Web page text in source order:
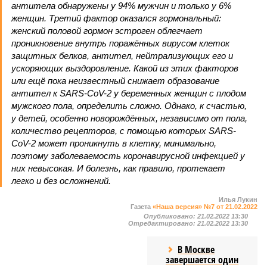
антитела обнаружены у 94% мужчин и только у 6%
женщин. Третий фактор оказался гормональный:
женский половой гормон эстроген облегчает
проникновение внутрь поражённых вирусом клеток
защитных белков, антител, нейтрализующих его и
ускоряющих выздоровление. Какой из этих факторов
или ещё пока неизвестный снижает образование
антител к SARS-CoV-2 у беременных женщин с плодом
мужского пола, определить сложно. Однако, к счастью,
у детей, особенно новорождённых, независимо от пола,
количество рецепторов, с помощью которых SARS-
CoV-2 может проникнуть в клетку, минимально,
поэтому заболеваемость коронавирусной инфекцией у
них невысокая. И болезнь, как правило, протекает
легко и без осложнений.
Илья Лукин
Газета «Наша версия» №7 от 21.02.2022
Опубликовано: 21.02.2022 13:30
Отредактировано: 21.02.2022 13:30
В Москве
завершается один